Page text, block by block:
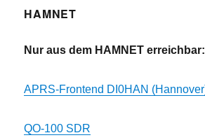
HAMNET
Nur aus dem HAMNET erreichbar:
APRS-Frontend DI0HAN
QO-100 SDR